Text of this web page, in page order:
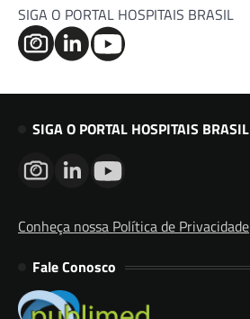
SIGA O PORTAL HOSPITAIS BRASIL
SIGA O PORTAL HOSPITAIS BRASIL
Conheça nossa Política de Privacidade
Fale Conosco